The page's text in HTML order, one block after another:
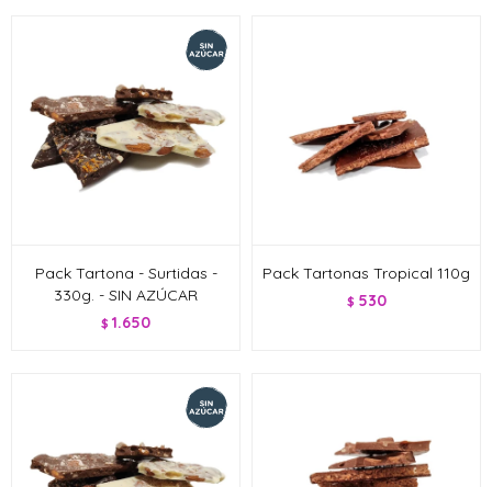
Pack Tartona - Surtidas -
330g. - SIN AZÚCAR
$ 1.650
Pack Tartonas Tropical 110g
$ 530